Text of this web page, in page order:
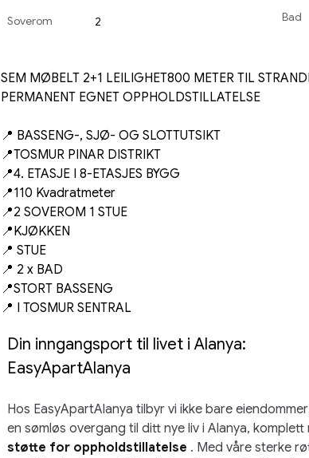
SEM MØBELT 2+1 LEILIGHET800 METER TIL
PERMANENT EGNET OPPHOLDSTILLATELSE
📍 BASSENG-, SJØ- OG SLOTTUTSIKT
📍TOSMUR PINAR DISTRIKT
📍4. ETASJE I 8-ETASJES BYGG
📍110 Kvadratmeter
📍2 SOVEROM 1 STUE
📍KJØKKEN
📍 STUE
📍 2 x BAD
📍STORT BASSENG
📍 I TOSMUR SENTRAL
Soverom 2 Bad
Din inngangsport til livet i Alanya:
EasyApartAlanya
Hos EasyApartAlanya tilbyr vi ikke bare
en sømløs overgang til ditt nye liv i Alanya, komplett
støtte for oppholdstillatelse . Med våre sterke